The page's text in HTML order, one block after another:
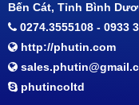
Bến Cát, Tỉnh Bình
0274.3555108 - 0933
http://phutin.com
phutincoltd